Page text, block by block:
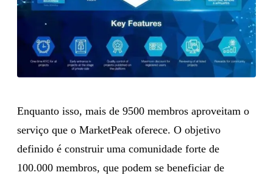
Enquanto isso, mais de 9500 membros aproveitam o
serviço que o MarketPeak oferece. O objetivo
definido é construir uma comunidade forte de
100.000 membros, que podem se beneficiar de